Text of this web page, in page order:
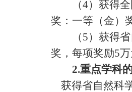
（4）获得
奖：一等（金）
（5）获得
奖，每项奖励5万
2.重点学科
获得省自然科